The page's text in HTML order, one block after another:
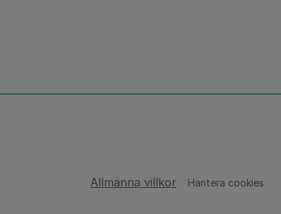
Allmänna villkor Hantera cookies